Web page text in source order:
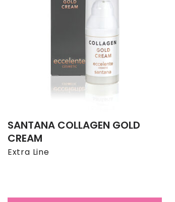
Extra Line
SANTANA COLLAGEN GOLD
CREAM